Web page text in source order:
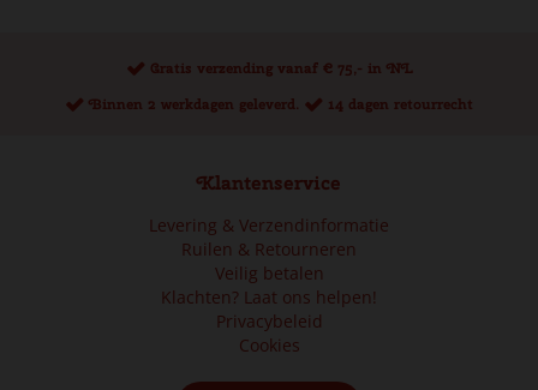
Gratis verzending vanaf € 75,- in NL
Binnen 2 werkdagen geleverd.
14 dagen retourrecht
Klantenservice
Levering & Verzendinformatie
Ruilen & Retourneren
Veilig betalen
Klachten? Laat ons helpen!
Privacybeleid
Cookies